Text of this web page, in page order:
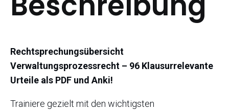
Rechtsprechungsübersicht
Verwaltungsprozessrecht – 96 Klausurrelevante
Urteile als PDF und Anki!
Trainiere gezielt mit den wichtigsten